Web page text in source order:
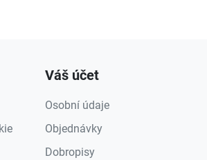
Váš účet
Osobní údaje
Objednávky
Dobropisy